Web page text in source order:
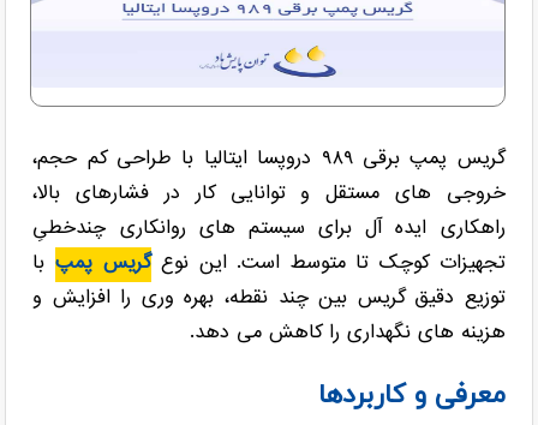
گریس پمپ برقی ۹۸۹ دروپسا ایتالیا با طراحی کم حجم،
خروجی های مستقل و توانایی کار در فشارهای بالا،
راهکاری ایده آل برای سیستم های روانکاری چندخطیِ
تجهیزات کوچک تا متوسط است. این نوعگریس پمپ با
توزیع دقیق گریس بین چند نقطه، بهره وری را افزایش و
هزینه های نگهداری را کاهش می دهد.
معرفی و کاربردها